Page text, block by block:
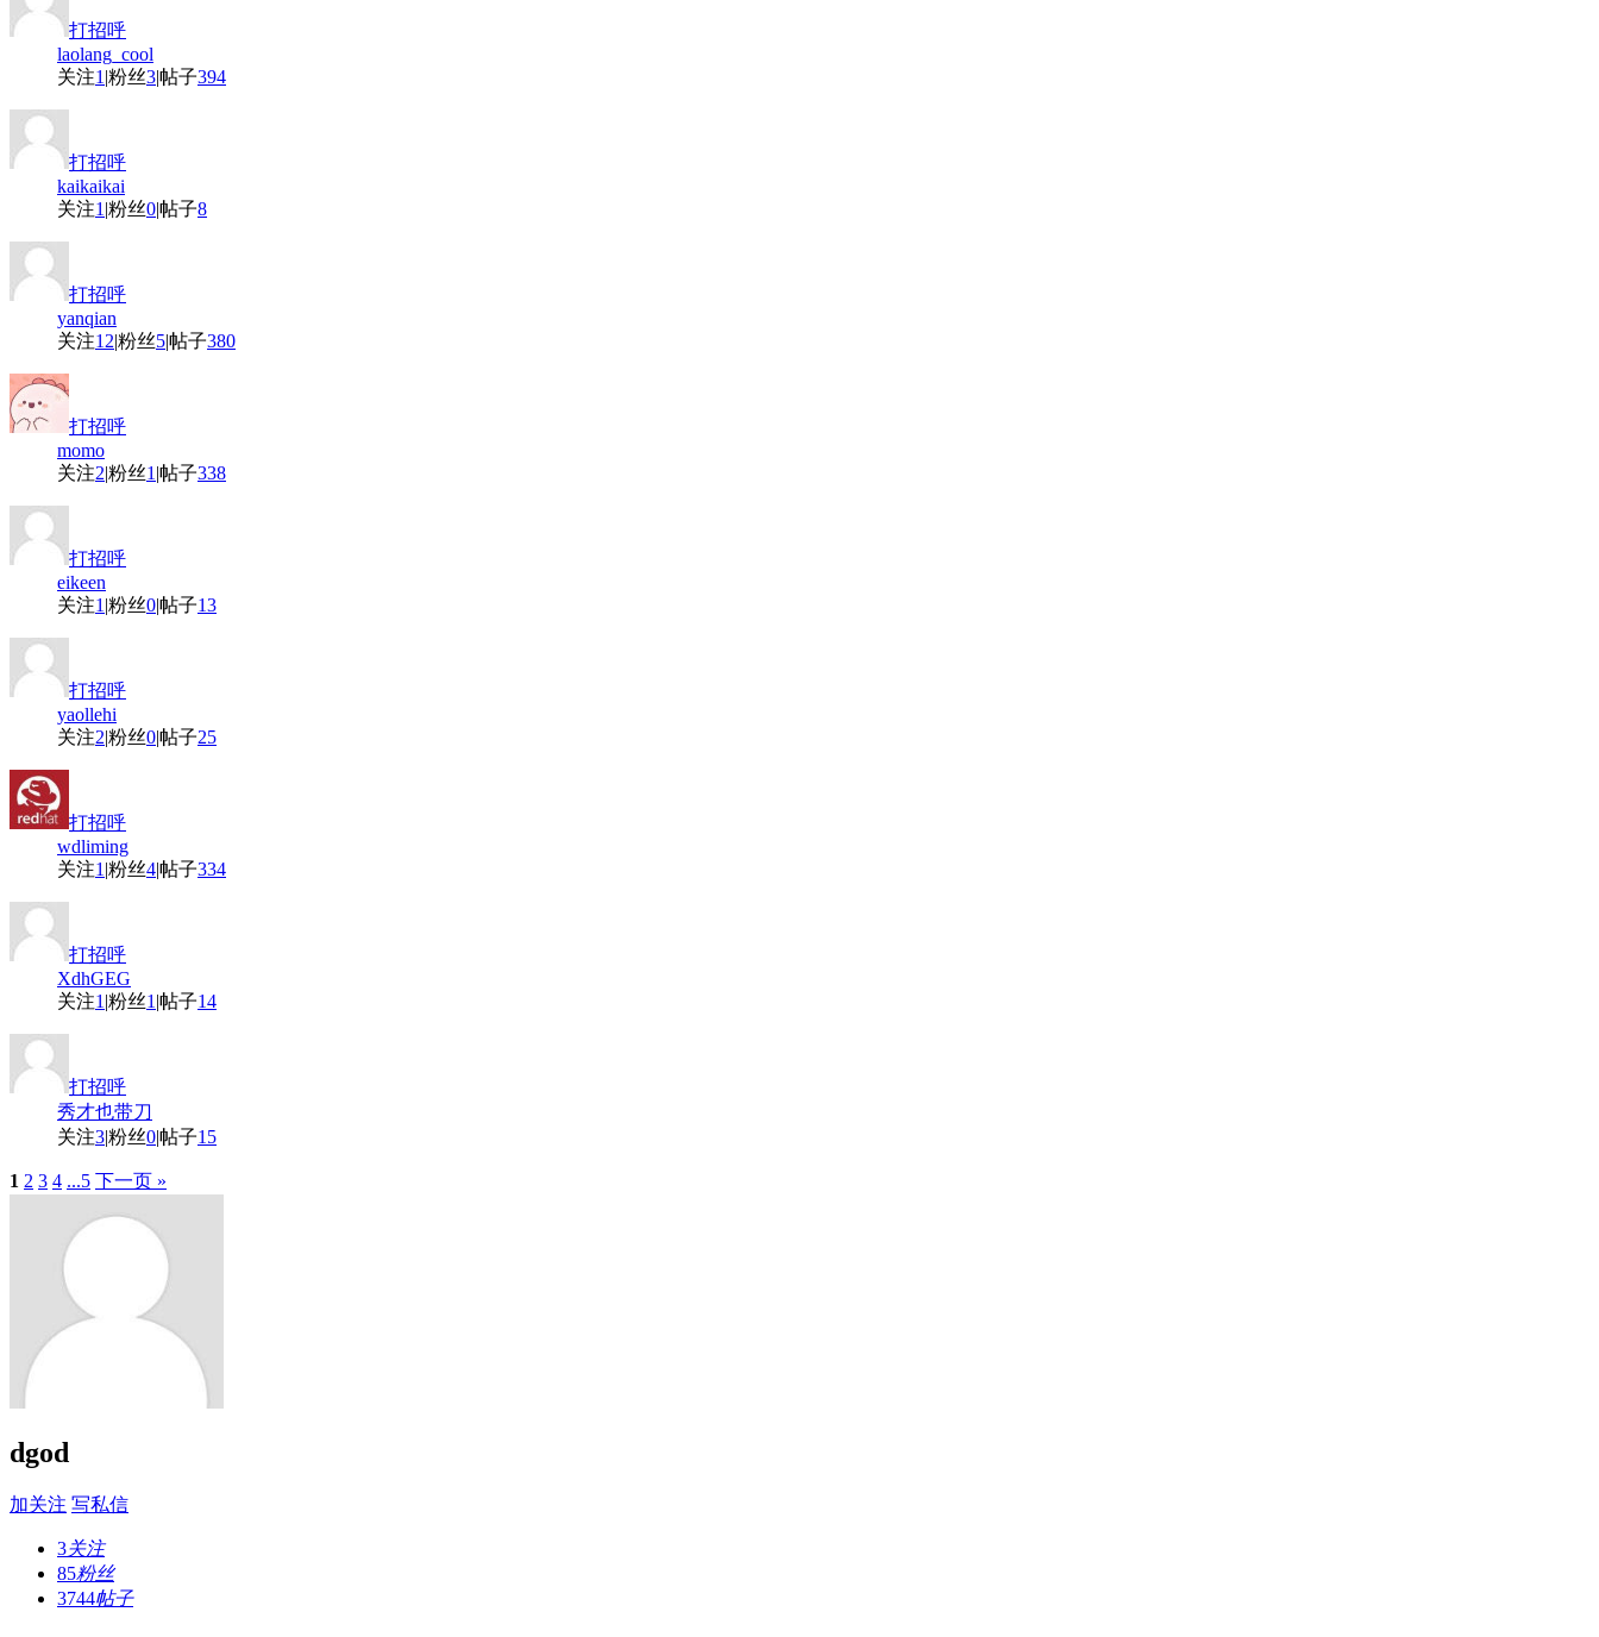
打招呼
laolang_cool
关注1 |粉丝3|帖子394
打招呼
kaikaikai
关注1 |粉丝0|帖子8
打招呼
yanqian
关注12|粉丝5|帖子380
打招呼
momo
关注2|粉丝1 |帖子338
打招呼
eikeen
关注1 |粉丝0|帖子13
打招呼
yaollehi
关注2|粉丝0|帖子25
打招呼
wdliming
关注1 |粉丝4|帖子334
打招呼
XdhGEG
关注1 |粉丝1 |帖子14
打招呼
秀才也带刀
关注3|粉丝0|帖子15
1 2 3 4 ...5 下一页 »
dgod
加关注 写私信
3关注
85粉丝
3744帖子